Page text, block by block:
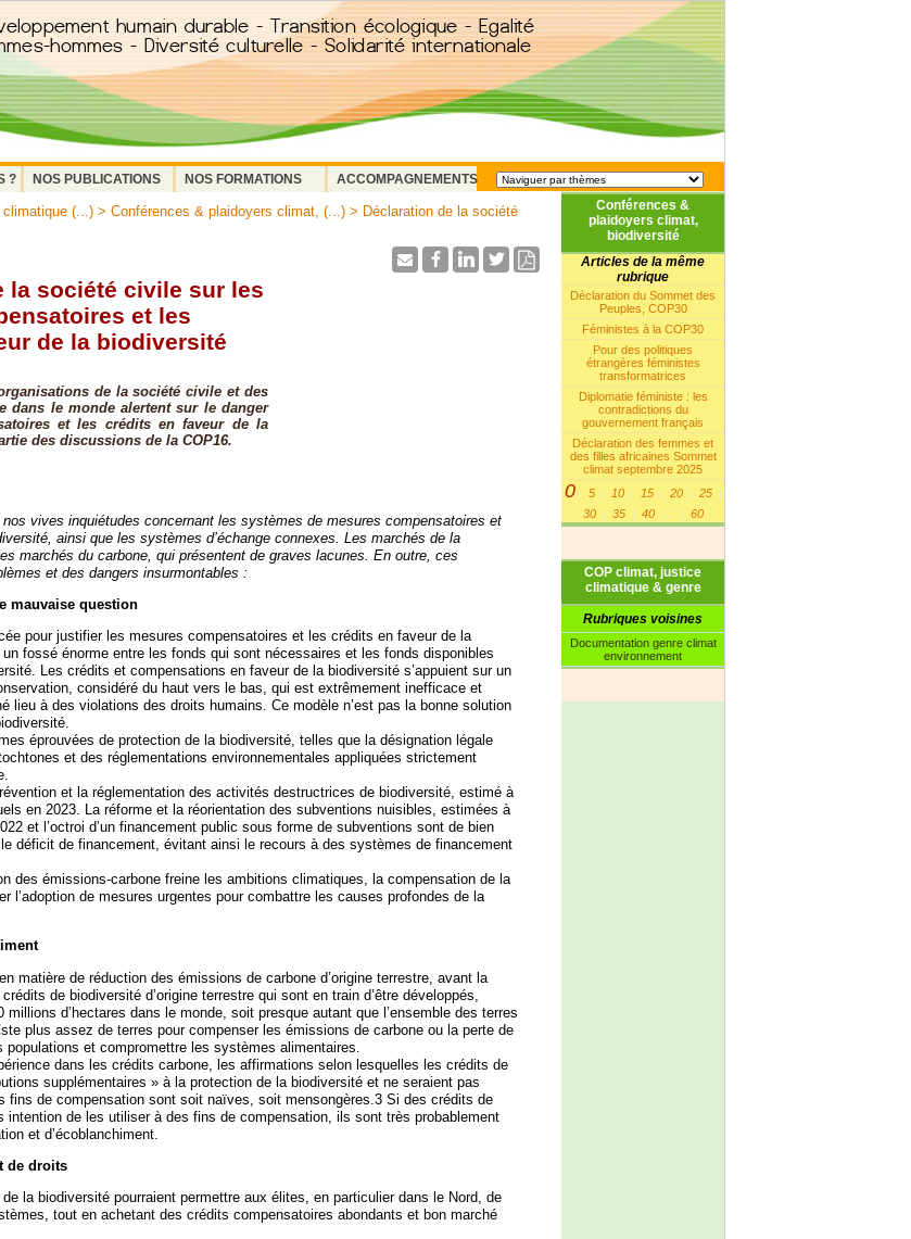
? NOS PUBLICATIONS NOS FORMATIONS
ACCOMPAGNEMENTS
Conférences &
plaidoyers climat,
biodiversité
Articles de la même
rubrique
Déclaration du Sommet des
Peuples, COP30
Féministes à la COP30
Pour des politiques
étrangères féministes
transformatrices
Diplomatie féministe : les
contradictions du
gouvernement français
Déclaration des femmes et
des filles africaines Sommet
climat septembre 2025
0| 5 | 10 | 15 | 20 | 25 |
30 | 35 | 40 | | 60
COP climat, justice
climatique & genre
Rubriques voisines
Documentation genre climat
environnement
(...) > Conférences & plaidoyers climat, (...) > Déclaration de la société
la société civile sur les
et les
de la biodiversité
de la société civile et des
dans le monde alertent sur le danger
et les crédits en faveur de la
des discussions de la COP16.
vives inquiétudes concernant les systèmes de mesures compensatoires et
ainsi que les systèmes d’échange connexes. Les marchés de la
marchés du carbone, qui présentent de graves lacunes. En outre, ces
et des dangers insurmontables :
mauvaise question
pour justifier les mesures compensatoires et les crédits en faveur de la
fossé énorme entre les fonds qui sont nécessaires et les fonds disponibles
Les crédits et compensations en faveur de la biodiversité s’appuient sur un
considéré du haut vers le bas, qui est extrêmement inefficace et
lieu à des violations des droits humains. Ce modèle n’est pas la bonne solution
éprouvées de protection de la biodiversité, telles que la désignation légale
et des réglementations environnementales appliquées strictement
et la réglementation des activités destructrices de biodiversité, estimé à
en 2023. La réforme et la réorientation des subventions nuisibles, estimées à
et l’octroi d’un financement public sous forme de subventions sont de bien
déficit de financement, évitant ainsi le recours à des systèmes de financement
des émissions-carbone freine les ambitions climatiques, la compensation de la
l’adoption de mesures urgentes pour combattre les causes profondes de la
matière de réduction des émissions de carbone d’origine terrestre, avant la
de biodiversité d’origine terrestre qui sont en train d’être développés,
millions d’hectares dans le monde, soit presque autant que l’ensemble des terres
plus assez de terres pour compenser les émissions de carbone ou la perte de
et compromettre les systèmes alimentaires.
dans les crédits carbone, les affirmations selon lesquelles les crédits de
supplémentaires » à la protection de la biodiversité et ne seraient pas
fins de compensation sont soit naïves, soit mensongères.3 Si des crédits de
intention de les utiliser à des fins de compensation, ils sont très probablement
et d’écoblanchiment.
de droits
la biodiversité pourraient permettre aux élites, en particulier dans le Nord, de
tout en achetant des crédits compensatoires abondants et bon marché